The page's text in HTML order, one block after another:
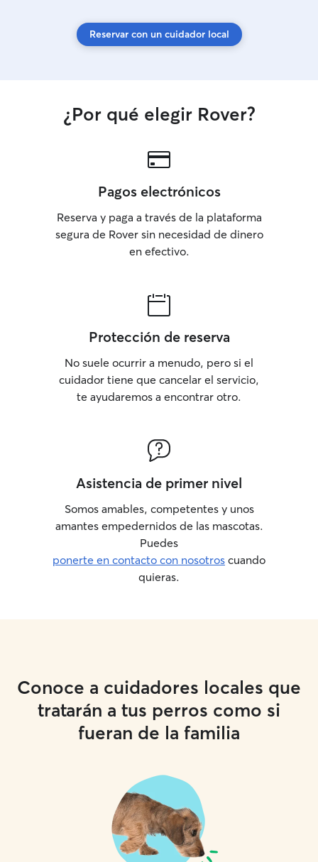
Reservar con un cuidador local
¿Por qué elegir Rover?
Pagos electrónicos
Reserva y paga a través de la plataforma
segura de Rover sin necesidad de dinero
en efectivo.
Protección de reserva
No suele ocurrir a menudo, pero si el
cuidador tiene que cancelar el servicio,
te ayudaremos a encontrar otro.
Asistencia de primer nivel
Somos amables, competentes y unos
amantes empedernidos de las mascotas.
Puedes
ponerte en contacto con nosotros cuando
quieras.
Conoce a cuidadores locales que
tratarán a tus perros como si
fueran de la familia